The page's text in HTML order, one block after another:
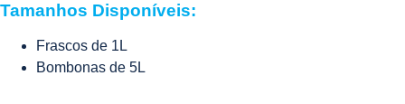
Tamanhos Disponíveis:
Frascos de 1L
Bombonas de 5L